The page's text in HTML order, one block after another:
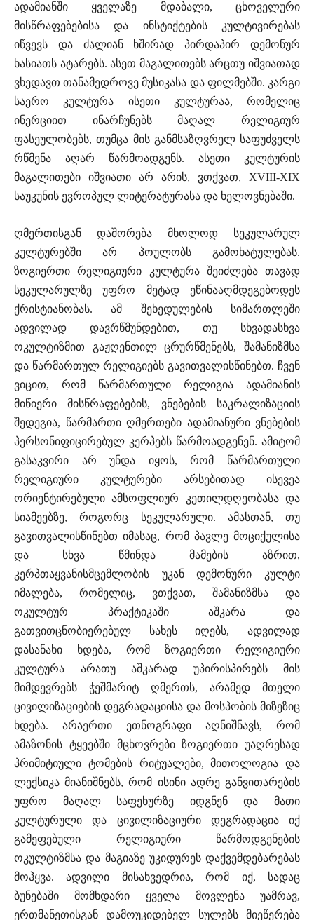
ადამიანში ყველაზე მდაბალი, ცხოველური
მისწრაფებებისა და ინსტიქტების კულტივირებას
იწვევს და ძალიან ხშირად პირდაპირ დემონურ
ხასიათს ატარებს. ასეთ მაგალითებს არცთუ იშვიათად
ვხედავთ თანამედროვე მუსიკასა და ფილმებში. კარგი
საერო კულტურა ისეთი კულტურაა, რომელიც
ინერციით ინარჩუნებს მაღალ რელიგიურ
ფასეულობებს, თუმცა მის განმსაზღვრელ საფუძველს
რწმენა აღარ წარმოადგენს. ასეთი კულტურის
მაგალითები იშვიათი არ არის, ვთქვათ, XVIII-XIX
საუკუნის ევროპულ ლიტერატურასა და ხელოვნებაში.
ღმერთისგან დაშორება მხოლოდ სეკულარულ
კულტურებში არ პოულობს გამოხატულებას.
ზოგიერთი რელიგიური კულტურა შეიძლება თავად
სეკულარულზე უფრო მეტად ეწინააღმდეგებოდეს
ქრისტიანობას. ამ შეხედულების სიმართლეში
ადვილად დავრწმუნდებით, თუ სხვადასხვა
ოკულტიზმით გაჟღენთილ ცრურწმენებს, შამანიზმსა
და წარმართულ რელიგიებს გავითვალისწინებთ. ჩვენ
ვიცით, რომ წარმართული რელიგია ადამიანის
მიწიერი მისწრაფებების, ვნებების საკრალიზაციის
შედეგია, წარმართი ღმერთები ადამიანური ვნებების
პერსონიფიცირებულ კერპებს წარმოადგენენ. ამიტომ
გასაკვირი არ უნდა იყოს, რომ წარმართული
რელიგიური კულტურები არსებითად ისევეა
ორიენტირებული ამსოფლიურ კეთილდღეობასა და
სიამეებზე, როგორც სეკულარული. ამასთან, თუ
გავითვალისწინებთ იმასაც, რომ პავლე მოციქულისა
და სხვა წმინდა მამების აზრით,
კერპთაყვანისმცემლობის უკან დემონური კულტი
იმალება, რომელიც, ვთქვათ, შამანიზმსა და
ოკულტურ პრაქტიკაში აშკარა და
გათვითცნობიერებულ სახეს იღებს, ადვილად
დასანახი ხდება, რომ ზოგიერთი რელიგიური
კულტურა არათუ აშკარად უპირისპირებს მის
მიმდევრებს ჭეშმარიტ ღმერთს, არამედ მთელი
ცივილიზაციების დეგრადაციისა და მოსპობის მიზეზიც
ხდება. არაერთი ეთნოგრაფი აღნიშნავს, რომ
ამაზონის ტყეებში მცხოვრები ზოგიერთი უაღრესად
პრიმიტიული ტომების რიტუალები, მითოლოგია და
ლექსიკა მიანიშნებს, რომ ისინი ადრე განვითარების
უფრო მაღალ საფეხურზე იდგნენ და მათი
კულტურული და ცივილიზაციური დეგრადაცია იქ
გამეფებული რელიგიური წარმოდგენების
ოკულტიზმსა და მაგიაზე უკიდურეს დაქვემდებარებას
მოჰყვა. ადვილი მისახვედრია, რომ იქ, სადაც
ბუნებაში მომხდარი ყველა მოვლენა უამრავ,
ერთმანეთისგან დამოუკიდებელ სულებს მიეწერება